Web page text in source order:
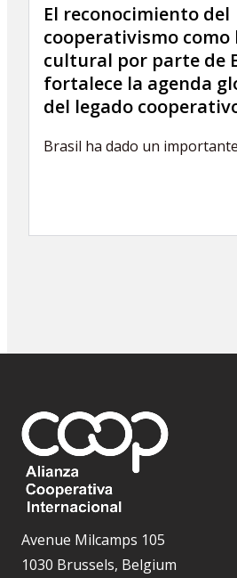
El reconocimiento del
cooperativismo como
cultural por parte de
fortalece la agenda
del legado
Brasil ha dado un
Avenue Milcamps 105
1030 Brussels, Belgium